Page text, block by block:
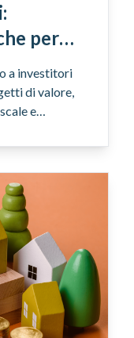
per
a investitori
di valore,
e